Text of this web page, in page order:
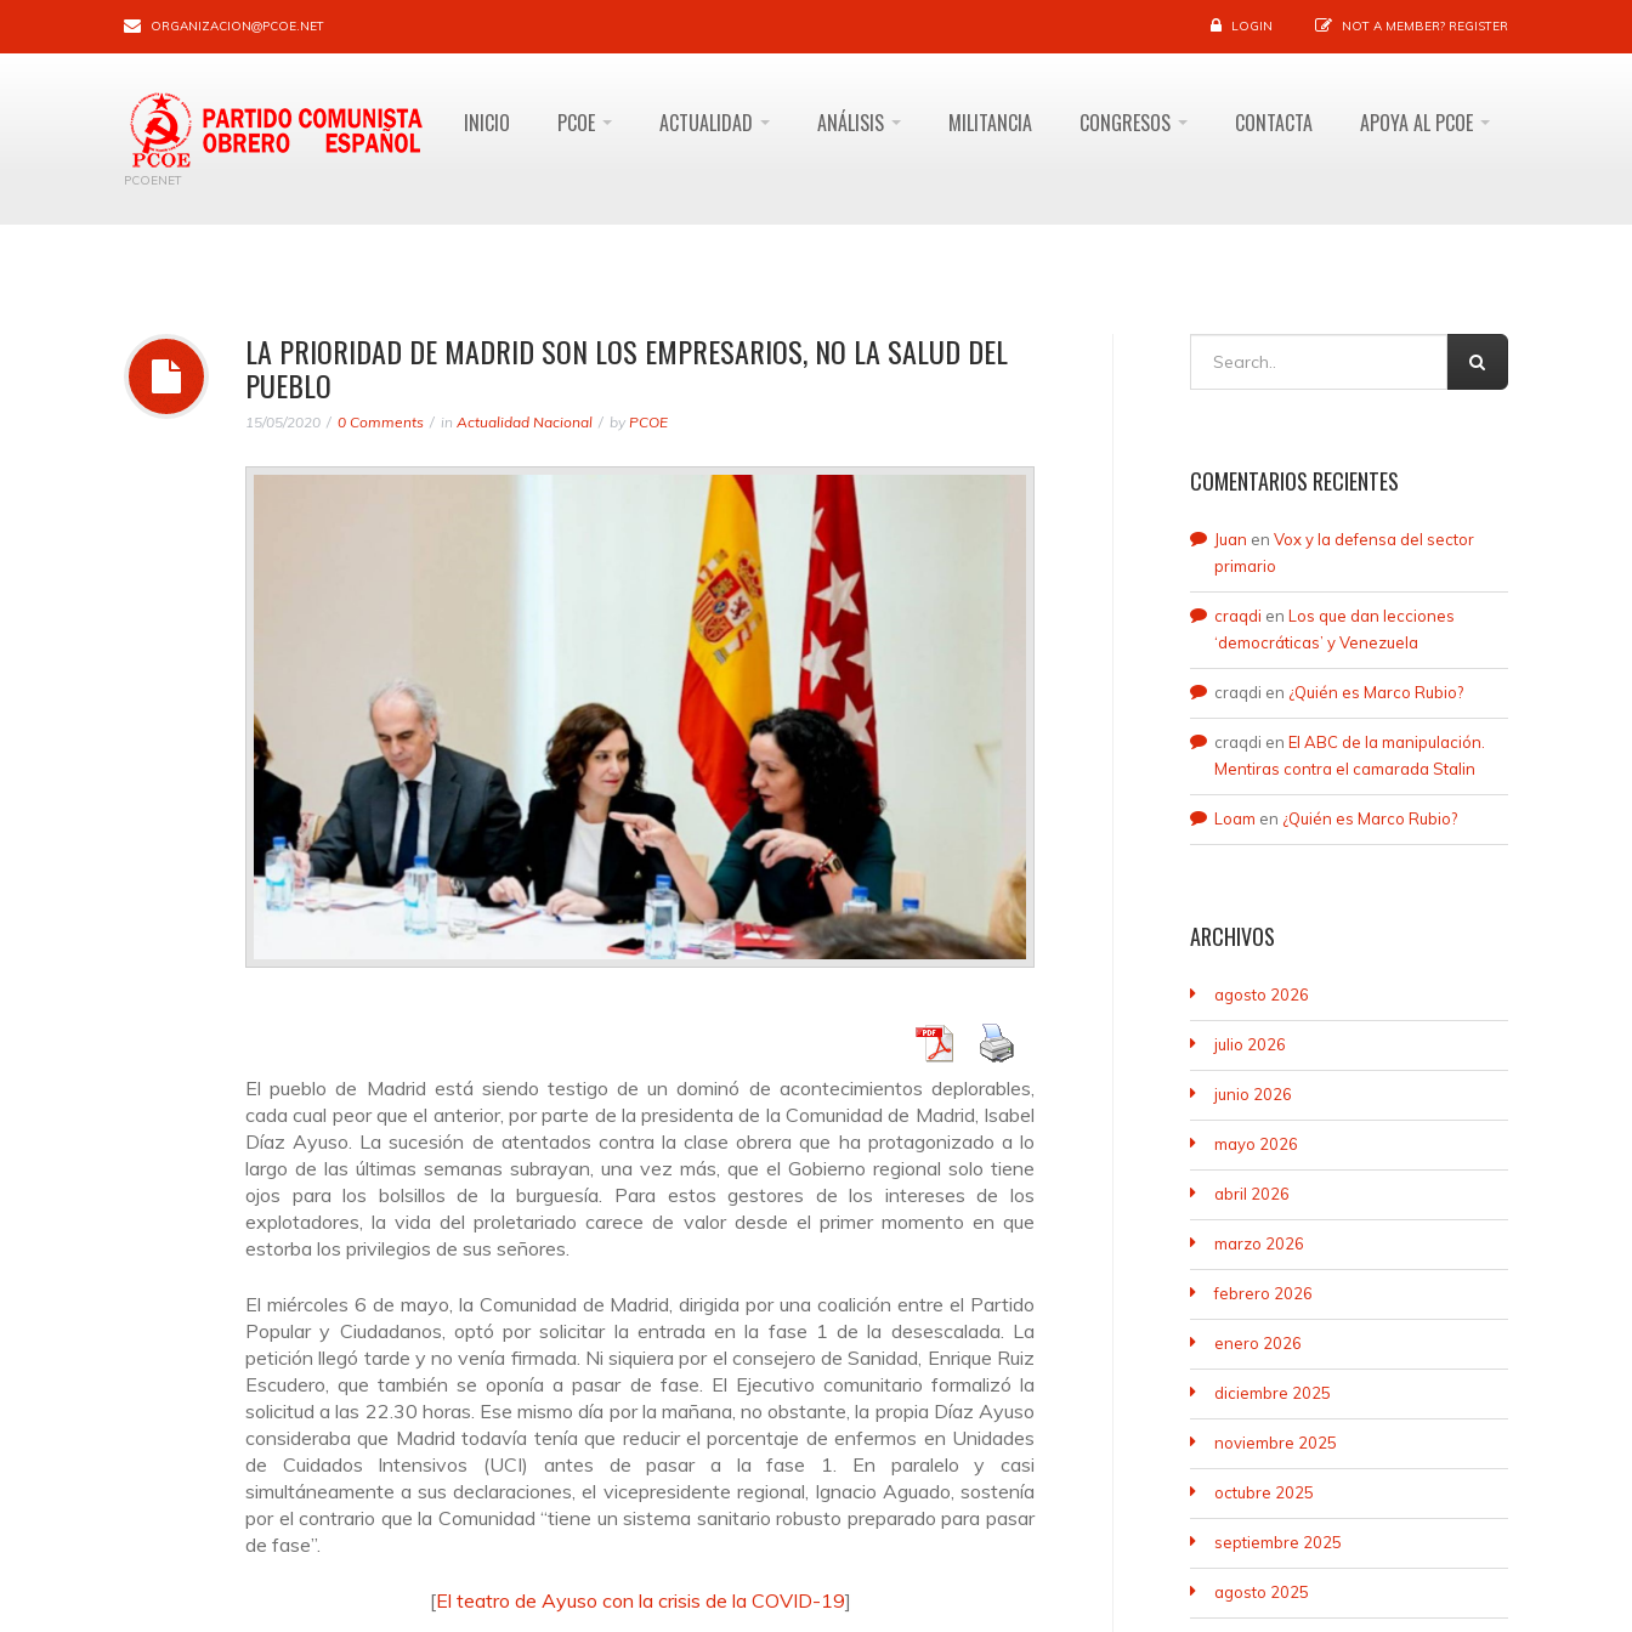
ORGANIZACION@PCOE.NET LOGIN NOT A MEMBER? REGISTER
PCOENET
INICIO PCOE ACTUALIDAD ANÁLISIS MILITANCIA CONGRESOS CONTACTA APOYA AL PCOE
LA PRIORIDAD DE MADRID SON LOS EMPRESARIOS, NO LA SALUD DEL
PUEBLO
15/05/2020 0 Comments in Actualidad Nacional by PCOE
El pueblo de Madrid está siendo testigo de un dominó de acontecimientos deplorables,
cada cual peor que el anterior, por parte de la presidenta de la Comunidad de Madrid, Isabel
Díaz Ayuso. La sucesión de atentados contra la clase obrera que ha protagonizado a lo
largo de las últimas semanas subrayan, una vez más, que el Gobierno regional solo tiene
ojos para los bolsillos de la burguesía. Para estos gestores de los intereses de los
explotadores, la vida del proletariado carece de valor desde el primer momento en que
estorba los privilegios de sus señores.
El miércoles 6 de mayo, la Comunidad de Madrid, dirigida por una coalición entre el Partido
Popular y Ciudadanos, optó por solicitar la entrada en la fase 1 de la desescalada. La
petición llegó tarde y no venía firmada. Ni siquiera por el consejero de Sanidad, Enrique Ruiz
Escudero, que también se oponía a pasar de fase. El Ejecutivo comunitario formalizó la
solicitud a las 22.30 horas. Ese mismo día por la mañana, no obstante, la propia Díaz Ayuso
consideraba que Madrid todavía tenía que reducir el porcentaje de enfermos en Unidades
de Cuidados Intensivos (UCI) antes de pasar a la fase 1. En paralelo y casi
simultáneamente a sus declaraciones, el vicepresidente regional, Ignacio Aguado, sostenía
por el contrario que la Comunidad “tiene un sistema sanitario robusto preparado para pasar
de fase”.
[El teatro de Ayuso con la crisis de la COVID-19]
COMENTARIOS RECIENTES
Juan en Vox y la defensa del sector
primario
craqdi en Los que dan lecciones
‘democráticas’ y Venezuela
craqdi en ¿Quién es Marco Rubio?
craqdi en El ABC de la manipulación.
Mentiras contra el camarada Stalin
Loam en ¿Quién es Marco Rubio?
ARCHIVOS
agosto 2026
julio 2026
junio 2026
mayo 2026
abril 2026
marzo 2026
febrero 2026
enero 2026
diciembre 2025
noviembre 2025
octubre 2025
septiembre 2025
agosto 2025